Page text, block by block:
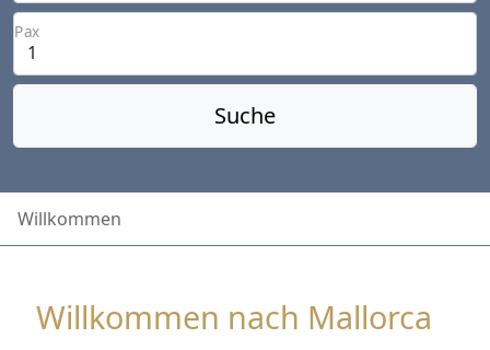
Pax
Suche
Willkommen
Willkommen nach Mallorca